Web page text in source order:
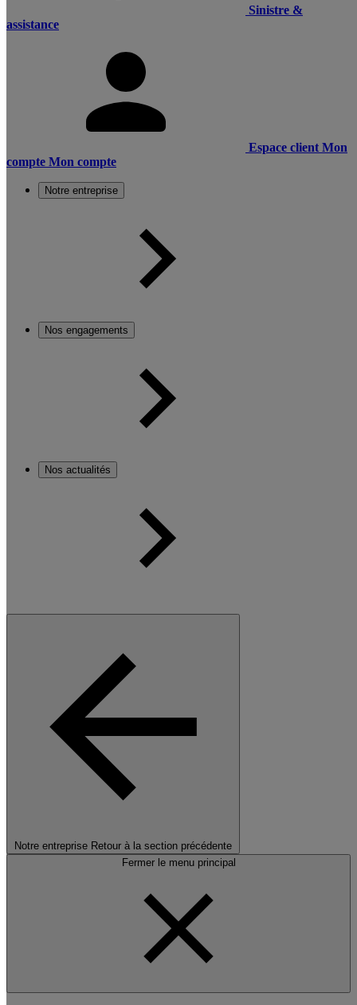
Sinistre &
assistance
Espace client Mon
compte Mon compte
Notre entreprise
Nos engagements
Nos actualités
Notre entreprise Retour à la section précédente
Fermer le menu principal